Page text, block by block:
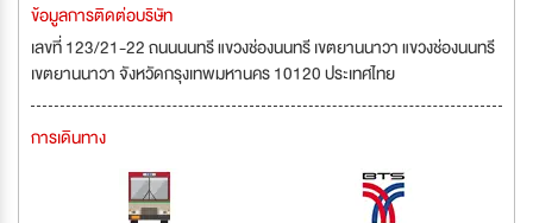
ข้อมูลการติดต่อบริษัท
เลขที่ 123/21-22 ถนนนนทรี แขวงช่องนนทรี เขตยานนาวา แขวงช่องนนทรี
เขตยานนาวา จังหวัดกรุงเทพมหานคร 10120 ประเทศไทย
การเดินทาง